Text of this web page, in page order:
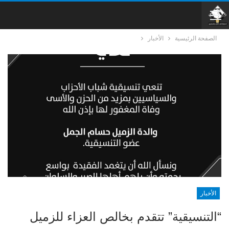
الصفحة الرئيسية الأخبار
الأخبار
“التنسيقية” تتقدم بخالص العزاء للزميل